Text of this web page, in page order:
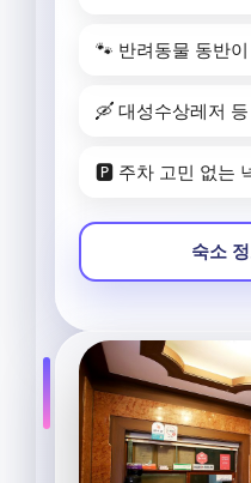
🐾 반려동물 동반
🛶 대성수상레저
🅿️ 주차 고민 없는
숙소